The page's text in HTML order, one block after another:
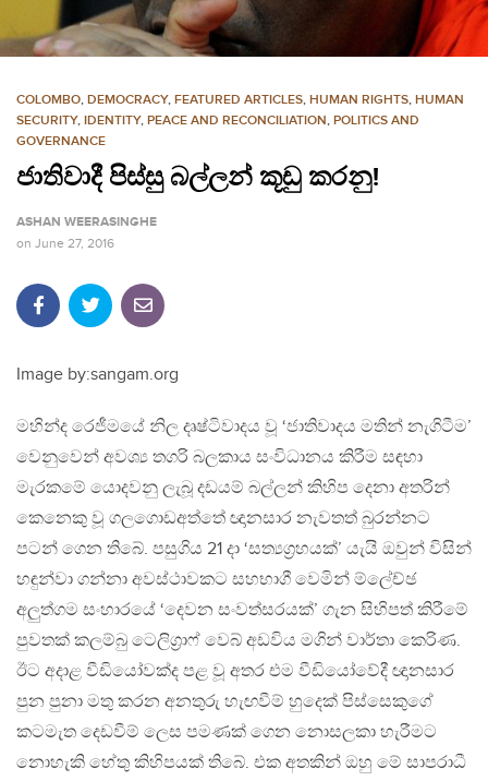
e
COLOMBO, DEMOCRACY, FEATURED ARTICLES, HUMAN RIGHTS, HUMAN
SECURITY, IDENTITY, PEACE AND RECONCILIATION, POLITICS AND
GOVERNANCE
ජාතිවාදී පිස්සු බල්ලන් කූඩු කරනු!
ASHAN WEERASINGHE
on June 27, 2016
Image by:sangam.org
මහින්ද රෙජීමයේ නිල දෘෂ්ටිවාදය වූ ‘ජාතිවාදය මතින් නැගිටීම’
වෙනුවෙන් අවශ්‍ය තගරි බලකාය සංවිධානය කිරීම සඳහා
මැරකමේ යොදවනු ලැබූ දඩයම් බල්ලන් කිහිප දෙනා අතරින්
කෙනෙකු වූ ගලගොඩඅත්තේ ඥානසාර නැවතත් බුරන්නට
පටන් ගෙන තිබේ. පසුගිය 21 දා ‘සත්‍යග්‍රහයක්’ යැයි ඔවුන් විසින්
හඳුන්වා ගන්නා අවස්ථාවකට සහභාගී වෙමින් ම්ලේච්ඡ
අලුත්ගම සංහාරයේ ‘දෙවන සංවත්සරයක්’ ගැන සිහිපත් කිරීමේ
පුවතක් කලම්බු ටෙලිග්‍රාෆ් වෙබ් අඩවිය මගින් වාර්තා කෙරිණ.
ඊට අදාළ වීඩියෝවක්ද පළ වූ අතර එම වීඩියෝවේදී ඥානසාර
පුන පුනා මතු කරන අනතුරු හැඟවීම් හුදෙක් පිස්සෙකුගේ
කටමැත දෙඩවීම් ලෙස පමණක් ගෙන නොසලකා හැරීමට
නොහැකි හේතු කිහිපයක් තිබේ. එක අතකින් ඔහු මේ සාපරාධී